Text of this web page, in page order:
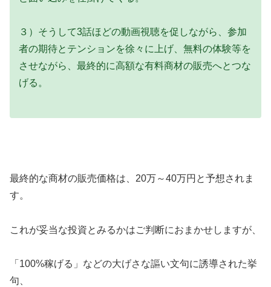
３）そうして3話ほどの動画視聴を促しながら、参加
者の期待とテンションを徐々に上げ、無料の体験等を
させながら、最終的に高額な有料商材の販売へとつな
げる。
最終的な商材の販売価格は、20万～40万円と予想されま
す。
これが妥当な投資とみるかはご判断におまかせしますが、
「100%稼げる」などの大げさな謳い文句に誘導された挙
句、